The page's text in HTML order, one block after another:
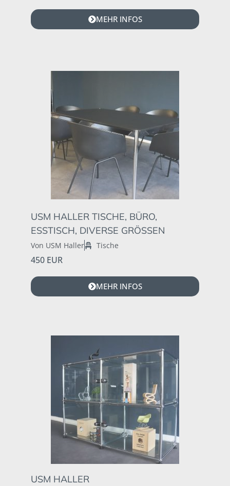
MEHR INFOS
USM HALLER TISCHE, BÜRO,
ESSTISCH, DIVERSE GRÖSSEN
Von USM Haller Tische
450 EUR
MEHR INFOS
USM HALLER